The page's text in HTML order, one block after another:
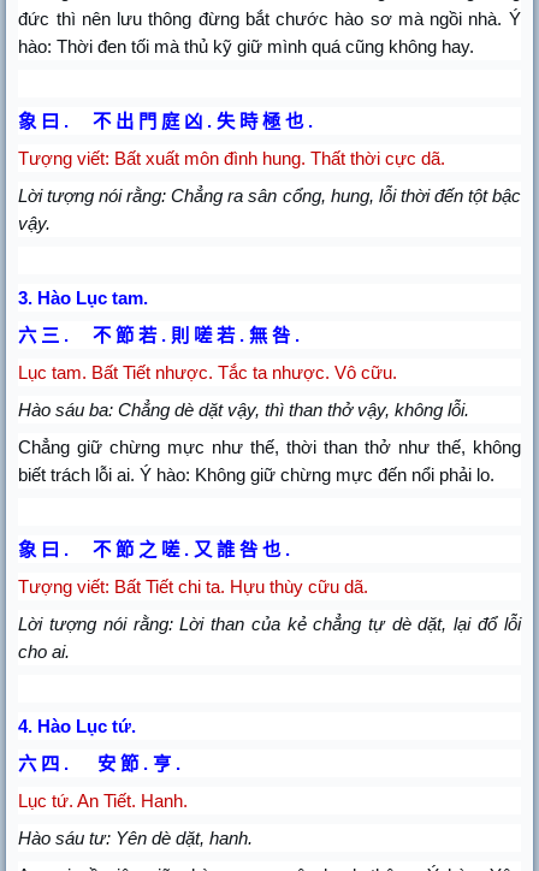
đức thì nên lưu thông đừng bắt chước hào sơ mà ngồi nhà. Ý
hào: Thời đen tối mà thủ kỹ giữ mình quá cũng không hay.
象 曰 . 不 出 門 庭 凶 . 失 時 極 也 .
Tượng viết: Bất xuất môn đình hung. Thất thời cực dã.
Lời tượng nói rằng: Chẳng ra sân cổng, hung, lỗi thời đến tột bậc
vậy.
3. Hào Lục tam.
六 三 . 不 節 若 . 則 嗟 若 . 無 咎 .
Lục tam. Bất Tiết nhược. Tắc ta nhược. Vô cữu.
Hào sáu ba: Chẳng dè dặt vậy, thì than thở vậy, không lỗi.
Chẳng giữ chừng mực như thế, thời than thở như thế, không
biết trách lỗi ai. Ý hào: Không giữ chừng mực đến nổi phải lo.
象 曰 . 不 節 之 嗟 . 又 誰 咎 也 .
Tượng viết: Bất Tiết chi ta. Hựu thùy cữu dã.
Lời tượng nói rằng: Lời than của kẻ chẳng tự dè dặt, lại đổ lỗi
cho ai.
4. Hào Lục tứ.
六 四 . 安 節 . 亨 .
Lục tứ. An Tiết. Hanh.
Hào sáu tư: Yên dè dặt, hanh.